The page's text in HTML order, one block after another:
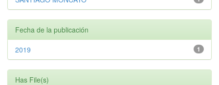
Fecha de la publicación
1
2019
Has File(s)